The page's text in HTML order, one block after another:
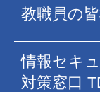
教職員の
情報セキ
対策窓口